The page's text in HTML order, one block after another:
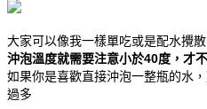
大家可以像我一樣單吃或是配水攪
沖泡溫度就需要注意小於40度，才
如果你是喜歡直接沖泡一整瓶的水
過多